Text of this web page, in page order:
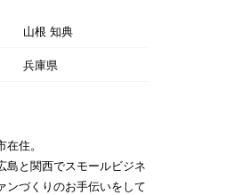
山根 知典
兵庫県
住。
島と関西でスモールビジネ
ンづくりのお手伝いをして